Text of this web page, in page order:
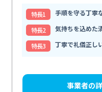
特⻑1
手順を守る丁寧
特⻑2
気持ちを込めた
特⻑3
丁寧で礼儀正し
事業者の